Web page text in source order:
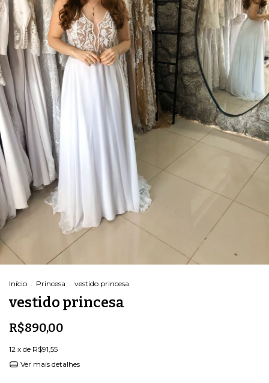
Início . Princesa . vestido princesa
vestido princesa
R$890,00
12 x de R$91,55
Ver mais detalhes